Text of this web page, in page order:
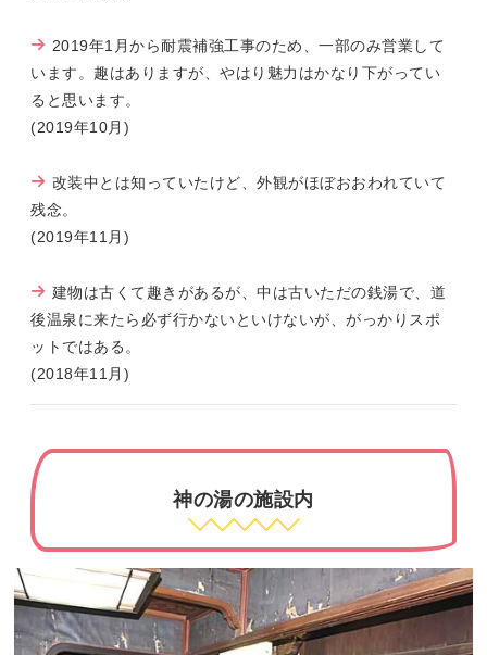
2019年1月から耐震補強工事のため、一部のみ営業して
います。趣はありますが、やはり魅力はかなり下がってい
ると思います。
(2019年10月)
改装中とは知っていたけど、外観がほぼおおわれていて
残念。
(2019年11月)
建物は古くて趣きがあるが、中は古いただの銭湯で、道
後温泉に来たら必ず行かないといけないが、がっかりスポ
ットではある。
(2018年11月)
神の湯の施設内